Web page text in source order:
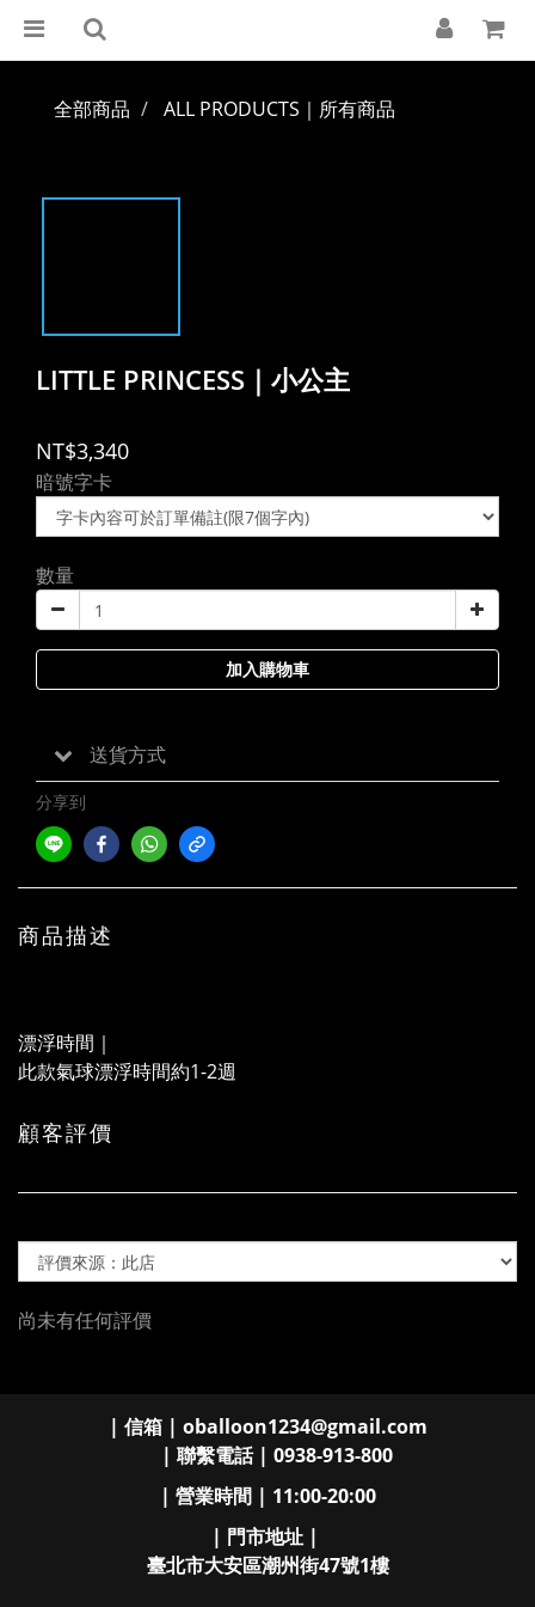
全部商品 ALL PRODUCTS｜所有商品
LITTLE PRINCESS｜小公主
NT$3,340
暗號字卡
數量
加入購物車
送貨方式
分享到
商品描述
漂浮時間｜
此款氣球漂浮時間約1-2週
顧客評價
尚未有任何評價
| 信箱 | oballoon1234@gmail.com
| 聯繫電話 | 0938-913-800
| 營業時間 | 11:00-20:00
| 門市地址 |
臺北市大安區潮州街47號1樓